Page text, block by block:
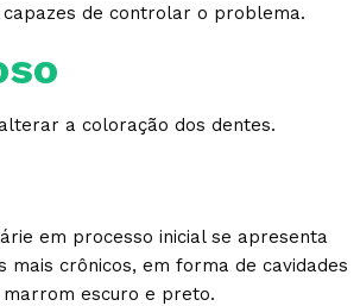
de controlar o problema.
a coloração dos dentes.
em processo inicial se apresenta
mais crônicos, em forma de cavidades
escuro e preto.